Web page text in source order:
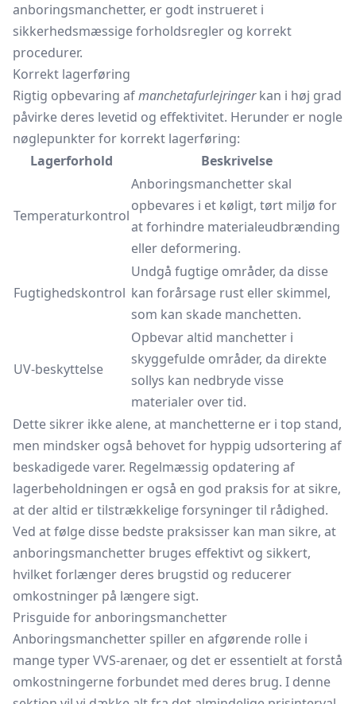
anboringsmanchetter, er godt instrueret i
sikkerhedsmæssige forholdsregler og korrekt
procedurer.
Korrekt lagerføring
Rigtig opbevaring afmanchetafurlejringerkan i høj grad
påvirke deres levetid og effektivitet. Herunder er nogle
nøglepunkter for korrekt lagerføring:
Lagerforhold
Beskrivelse
Temperaturkontrol
Anboringsmanchetter skal
opbevares i et køligt, tørt miljø for
at forhindre materialeudbrænding
eller deformering.
Fugtighedskontrol
Undgå fugtige områder, da disse
kan forårsage rust eller skimmel,
som kan skade manchetten.
UV-beskyttelse
Opbevar altid manchetter i
skyggefulde områder, da direkte
sollys kan nedbryde visse
materialer over tid.
Dette sikrer ikke alene, at manchetterne er i top stand,
men mindsker også behovet for hyppig udsortering af
beskadigede varer. Regelmæssig opdatering af
lagerbeholdningen er også en god praksis for at sikre,
at der altid er tilstrækkelige forsyninger til rådighed.
Ved at følge disse bedste praksisser kan man sikre, at
anboringsmanchetter bruges effektivt og sikkert,
hvilket forlænger deres brugstid og reducerer
omkostninger på længere sigt.
Prisguide for anboringsmanchetter
Anboringsmanchetter spiller en afgørende rolle i
mange typer VVS-arenaer, og det er essentielt at forstå
omkostningerne forbundet med deres brug. I denne